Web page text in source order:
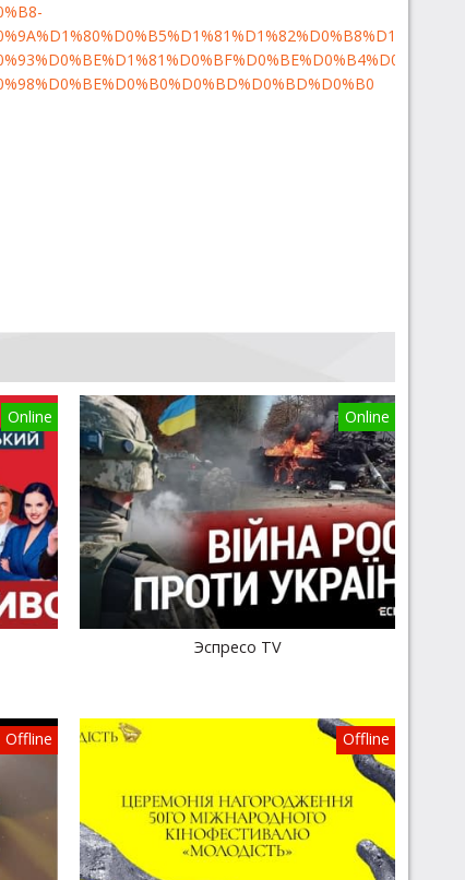
Online Online
Эспресо TV
Offline Offline